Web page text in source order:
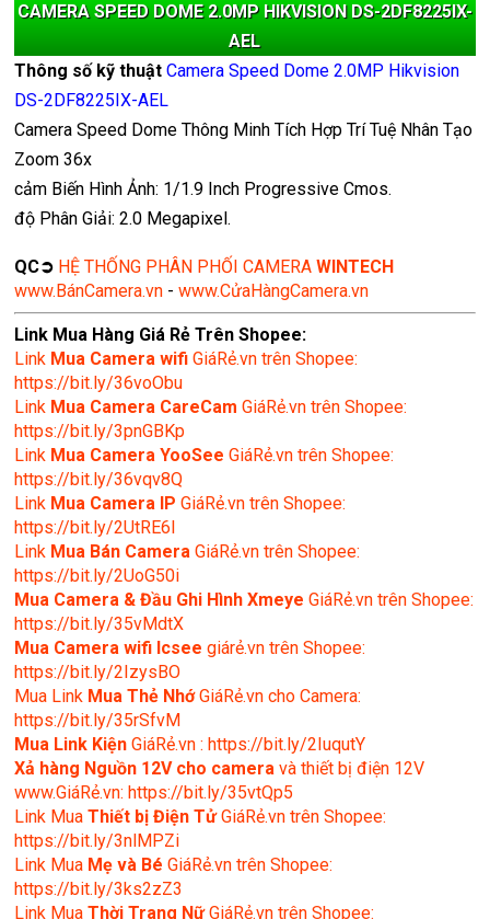
CAMERA SPEED DOME 2.0MP HIKVISION DS-2DF8225IX-
AEL
Thông số kỹ thuậtCamera Speed Dome 2.0MP Hikvision
DS-2DF8225IX-AEL
Camera Speed Dome Thông Minh Tích Hợp Trí Tuệ Nhân Tạo
Zoom 36x
cảm Biến Hình Ảnh: 1/1.9 Inch Progressive Cmos.
độ Phân Giải: 2.0 Megapixel.
QC➲ HỆ THỐNG PHÂN PHỐI CAMERAWINTECH
www.BánCamera.vn -www.CửaHàngCamera.vn
Link Mua Hàng Giá Rẻ Trên Shopee:
Link Mua Camera wifiGiáRẻ.vn trên Shopee:
https://bit.ly/36voObu
Link Mua Camera CareCam GiáRẻ.vn trên Shopee:
https://bit.ly/3pnGBKp
Link Mua Camera YooSee GiáRẻ.vn trên Shopee:
https://bit.ly/36vqv8Q
Link Mua Camera IP GiáRẻ.vn trên Shopee:
https://bit.ly/2UtRE6l
Link Mua Bán CameraGiáRẻ.vn trên Shopee:
https://bit.ly/2UoG50i
Mua Camera & Đầu Ghi Hình XmeyeGiáRẻ.vn trên Shopee:
https://bit.ly/35vMdtX
Mua Camera wifi Icsee giárẻ.vn trên Shopee:
https://bit.ly/2IzysBO
Mua Link Mua Thẻ NhớGiáRẻ.vn cho Camera:
https://bit.ly/35rSfvM
Mua Link KiệnGiáRẻ.vn : https://bit.ly/2IuqutY
Xả hàng Nguồn 12V cho cameravà thiết bị điện 12V
www.GiáRẻ.vn: https://bit.ly/35vtQp5
Link MuaThiết bị Điện TửGiáRẻ.vn trên Shopee:
https://bit.ly/3nlMPZi
Link Mua Mẹ và Bé GiáRẻ.vn trên Shopee:
https://bit.ly/3ks2zZ3
Link MuaThời Trang NữGiáRẻ.vn trên Shopee: